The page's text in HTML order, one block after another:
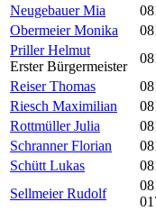
Neugebauer Mia
Obermeier Monika
Priller Helmut
Erster Bürgermeister
Reiser Thomas
Riesch Maximilian
Rottmüller Julia
Schranner Florian
Schütt Lukas
Sellmeier Rudolf